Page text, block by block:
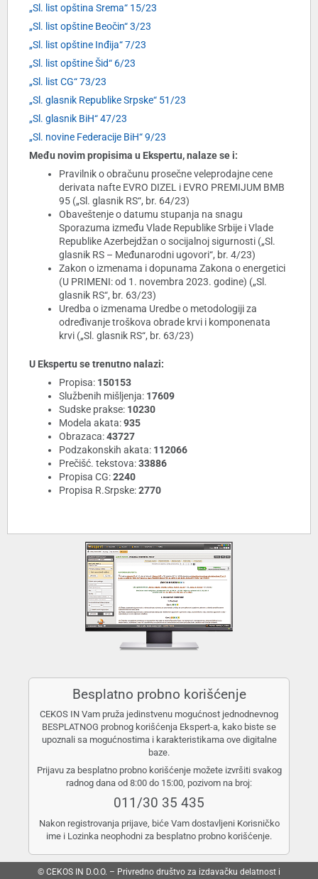
„Sl. list opština Srema“ 15/23
„Sl. list opštine Beočin“ 3/23
„Sl. list opštine Inđija“ 7/23
„Sl. list opštine Šid“ 6/23
„Sl. list CG“ 73/23
„Sl. glasnik Republike Srpske“ 51/23
„Sl. glasnik BiH“ 47/23
„Sl. novine Federacije BiH“ 9/23
Među novim propisima u Ekspertu, nalaze se i:
Pravilnik o obračunu prosečne veleprodajne cene
derivata nafte EVRO DIZEL i EVRO PREMIJUM BMB
95 („Sl. glasnik RS“, br. 64/23)
Obaveštenje o datumu stupanja na snagu
Sporazuma između Vlade Republike Srbije i Vlade
Republike Azerbejdžan o socijalnoj sigurnosti („Sl.
glasnik RS – Međunarodni ugovori“, br. 4/23)
Zakon o izmenama i dopunama Zakona o energetici
(U PRIMENI: od 1. novembra 2023. godine) („Sl.
glasnik RS“, br. 63/23)
Uredba o izmenama Uredbe o metodologiji za
određivanje troškova obrade krvi i komponenata
krvi („Sl. glasnik RS“, br. 63/23)
U Ekspertu se trenutno nalazi:
Propisa: 150153
Službenih mišljenja: 17609
Sudske prakse: 10230
Modela akata:935
Obrazaca:43727
Podzakonskih akata: 112066
Prečišć. tekstova:33886
Propisa CG:2240
Propisa R.Srpske:2770
Besplatno probno korišćenje
CEKOS IN Vam pruža jedinstvenu mogućnost jednodnevnog
BESPLATNOG probnog korišćenja Ekspert-a, kako biste se
upoznali sa mogućnostima i karakteristikama ove digitalne
baze.
Prijavu za besplatno probno korišćenje možete izvršiti svakog
radnog dana od 8:00 do 15:00, pozivom na broj:
011/30 35 435
Nakon registrovanja prijave, biće Vam dostavljeni Korisničko
ime i Lozinka neophodni za besplatno probno korišćenje.
© CEKOS IN D.O.O. – Privredno društvo za izdavačku delatnost i